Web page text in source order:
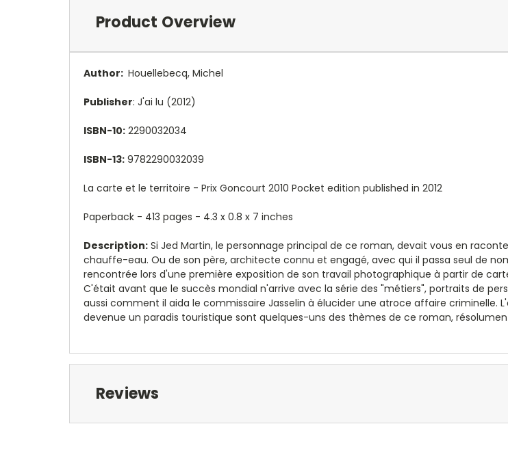
Product Overview
Author: Houellebecq, Michel
Publisher: J'ai lu (2012)
ISBN-10: 2290032034
ISBN-13: 9782290032039
La carte et le territoire - Prix Goncourt 2010 Pocket edition published in 2012
Paperback - 413 pages - 4.3 x 0.8 x 7 inches
Description: Si Jed Martin, le personnage principal de ce roman, devait vous en
chauffe-eau. Ou de son père, architecte connu et engagé, avec qui il passa seul de
rencontrée lors d'une première exposition de son travail photographique à partir de
C'était avant que le succès mondial n'arrive avec la série des "métiers", portraits de
aussi comment il aida le commissaire Jasselin à élucider une atroce affaire criminelle.
devenue un paradis touristique sont quelques-uns des thèmes de ce roman,
Reviews